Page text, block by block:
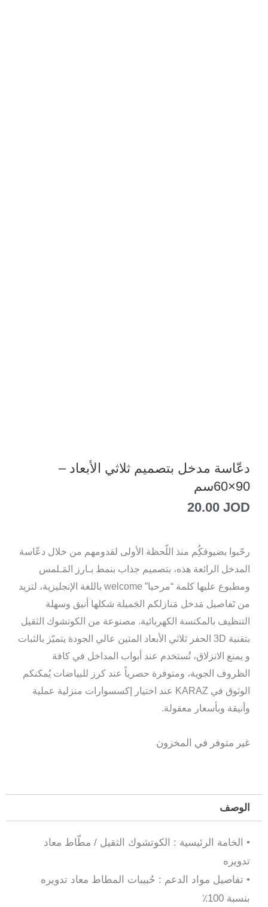
دعّاسة مدخل بتصميم ثلاثي الأبعاد –
90×60سم
20.00 JOD
رحّبوا بضيوفكُِم منذ اللّحظة الأولى لقدومهم من خلال دعّاسة
المدخل الرائعة هذه، بتصميم جذاب بنمط بـارز المَـلمس
ومطبوع عليها كلمة “مرحبا” welcome باللغة الإنجليزية، لتزيد
من تَفاصيل مَدخل مَنازلكم الجَميلة شكلها أنيق وسهلة
التنظيف بالمكنسة الكهربائية. مصنوعة من الكوتشوك الثقيل
بتقنية 3D الحفر ثلاثي الأبعاد المتين عالي الجودة يتميّز بالثبات
و يمنع الانزلاق، تُستخدم عند أبواب المداخل في كافة
الظروف الجوية، ومتوفرة حصرياً عند كرز للبياضات يُمكنكم
الوثوق في KARAZ عند اختيار إكسسوارات منزلية عملية
وأنيقة وبأسعار معقولة.
غير متوفر في المخزون
الوصف
• الخامة الرئيسية : الكوتشوك الثقيل / مطّاط معاد
تدويره
• تفاصيل مواد الدعم : حُبيبات المطاط معاد تدويره
بنسبة 100٪